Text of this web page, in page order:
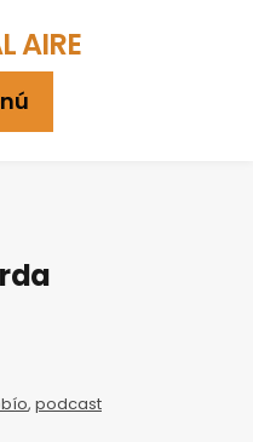
AIRE
, podcast